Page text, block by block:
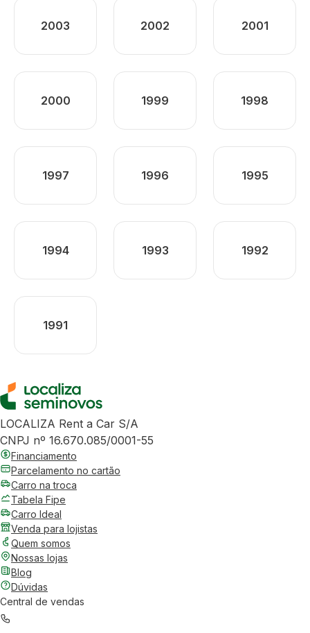
2003 2002 2001
2000 1999 1998
1997 1996 1995
1994 1993 1992
1991
LOCALIZA Rent a Car S/A
CNPJ nº 16.670.085/0001-55
Financiamento
Parcelamento no cartão
Carro na troca
Tabela Fipe
Carro Ideal
Venda para lojistas
Quem somos
Nossas lojas
Blog
Dúvidas
Central de vendas